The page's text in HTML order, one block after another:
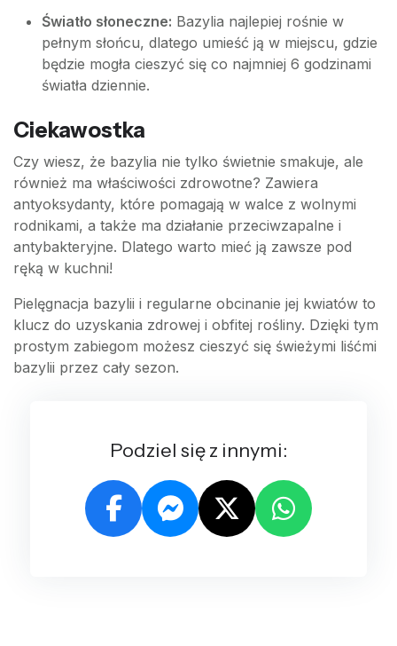
Światło słoneczne: Bazylia najlepiej rośnie w
pełnym słońcu, dlatego umieść ją w miejscu, gdzie
będzie mogła cieszyć się co najmniej 6 godzinami
światła dziennie.
Ciekawostka
Czy wiesz, że bazylia nie tylko świetnie smakuje, ale
również ma właściwości zdrowotne? Zawiera
antyoksydanty, które pomagają w walce z wolnymi
rodnikami, a także ma działanie przeciwzapalne i
antybakteryjne. Dlatego warto mieć ją zawsze pod
ręką w kuchni!
Pielęgnacja bazylii i regularne obcinanie jej kwiatów to
klucz do uzyskania zdrowej i obfitej rośliny. Dzięki tym
prostym zabiegom możesz cieszyć się świeżymi liśćmi
bazylii przez cały sezon.
Podziel się z innymi: